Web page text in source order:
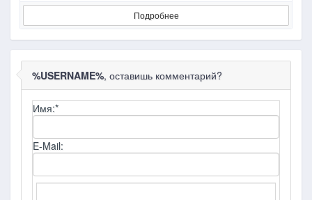
Подробнее
%USERNAME%, оставишь комментарий?
Имя:*
E-Mail: